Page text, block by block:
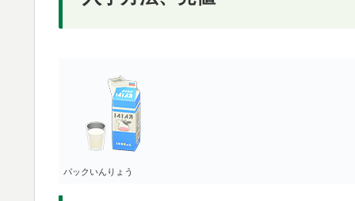
パックいんりょう